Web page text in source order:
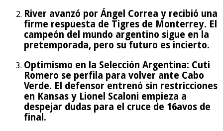
River avanzó por Ángel Correa y recibió una
firme respuesta de Tigres de Monterrey. El
campeón del mundo argentino sigue en la
pretemporada, pero su futuro es incierto.
Optimismo en la Selección Argentina: Cuti
Romero se perfila para volver ante Cabo
Verde. El defensor entrenó sin restricciones
en Kansas y Lionel Scaloni empieza a
despejar dudas para el cruce de 16avos de
final.